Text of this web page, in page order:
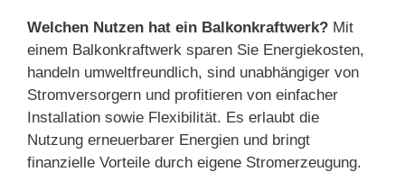
Welchen Nutzen hat ein Balkonkraftwerk? Mit
einem Balkonkraftwerk sparen Sie Energiekosten,
handeln umweltfreundlich, sind unabhängiger von
Stromversorgern und profitieren von einfacher
Installation sowie Flexibilität. Es erlaubt die
Nutzung erneuerbarer Energien und bringt
finanzielle Vorteile durch eigene Stromerzeugung.